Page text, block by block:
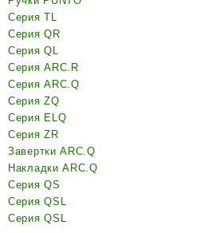
Серия TL
Серия QR
Серия QL
Серия ARC.R
Серия ARC.Q
Серия ZQ
Серия ELQ
Серия ZR
Завертки ARC.Q
Накладки ARC.Q
Серия QS
Серия QSL
Серия QSL